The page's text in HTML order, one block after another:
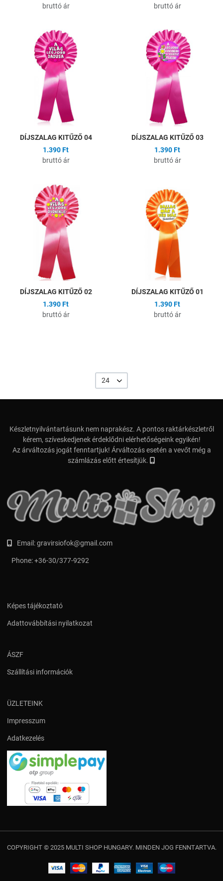
bruttó ár
bruttó ár
Hozzáadás a kívánságlistához
Összehasonlítás
DÍJSZALAG KITŰZŐ 04
1.390 Ft
bruttó ár
DÍJSZALAG KITŰZŐ 03
1.390 Ft
bruttó ár
Hozzáadás a kívánságlistához
Összehasonlítás
DÍJSZALAG KITŰZŐ 02
1.390 Ft
bruttó ár
DÍJSZALAG KITŰZŐ 01
1.390 Ft
bruttó ár
24
Készletnyilvántartásunk nem naprakész. A pontos raktárkészletről
kérem, szíveskedjenek érdeklődni elérhetőségeink egyikén!
Az árváltozás jogát fenntartjuk! Árváltozás esetén a vevőt még a
számlázás előtt értesítjük.
Email:gravirsiofok@gmail.com
Phone:+36-30/377-9292
Képes tájékoztató
Adattovábbítási nyilatkozat
ÁSZF
Szállítási információk
ÜZLETEINK
Impresszum
Adatkezelés
COPYRIGHT © 2025 MULTI SHOP HUNGARY. MINDEN JOG FENNTARTVA.